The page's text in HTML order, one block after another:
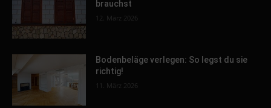
brauchst
12. März 2026
Bodenbeläge verlegen: So legst du sie
richtig!
11. März 2026